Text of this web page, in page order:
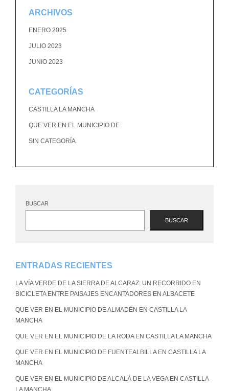
ARCHIVOS
ENERO 2025
JULIO 2023
JUNIO 2023
CATEGORÍAS
CASTILLA LA MANCHA
QUE VER EN EL MUNICIPIO DE
SIN CATEGORÍA
BUSCAR
BUSCAR
ENTRADAS RECIENTES
LA VÍA VERDE DE LA SIERRA DE ALCARAZ: UN RECORRIDO EN
BICICLETA ENTRE PAISAJES ENCANTADORES EN ALBACETE
QUE VER EN EL MUNICIPIO DE ALMADÉN EN CASTILLA LA
MANCHA
QUE VER EN EL MUNICIPIO DE LA RODA EN CASTILLA LA MANCHA
QUE VER EN EL MUNICIPIO DE FUENTEALBILLA EN CASTILLA LA
MANCHA
QUE VER EN EL MUNICIPIO DE ALCALÁ DE LA VEGA EN CASTILLA
LA MANCHA